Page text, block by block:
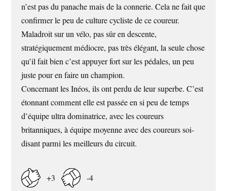
n’est pas du panache mais de la connerie. Cela ne fait que
confirmer le peu de culture cycliste de ce coureur.
Maladroit sur un vélo, pas sûr en descente,
stratégiquement médiocre, pas très élégant, la seule chose
qu’il fait bien c’est appuyer fort sur les pédales, un peu
juste pour en faire un champion.
Concernant les Inéos, ils ont perdu de leur superbe. C’est
étonnant comment elle est passée en si peu de temps
d’équipe ultra dominatrice, avec les coureurs
britanniques, à équipe moyenne avec des coureurs soi-
disant parmi les meilleurs du circuit.
+3 -4